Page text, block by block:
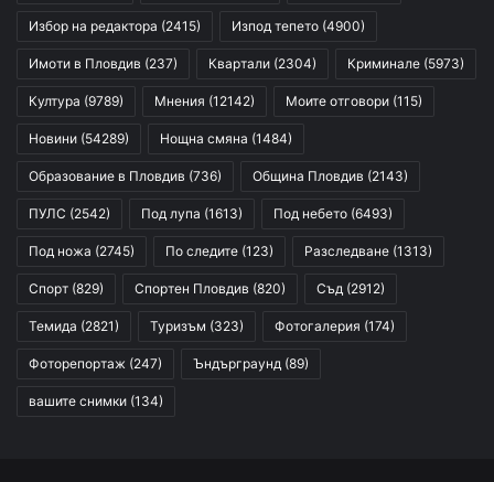
Избор на редактора (2415) Изпод тепето (4900)
Имоти в Пловдив (237) Квартали (2304) Криминале (5973)
Култура (9789) Мнения (12142) Моите отговори (115)
Новини (54289) Нощна смяна (1484)
Образование в Пловдив (736) Община Пловдив (2143)
ПУЛС (2542) Под лупа (1613) Под небето (6493)
Под ножа (2745) По следите (123) Разследване (1313)
Спорт (829) Спортен Пловдив (820) Съд (2912)
Темида (2821) Туризъм (323) Фотогалерия (174)
Фоторепортаж (247) Ъндърграунд (89)
вашите снимки (134)